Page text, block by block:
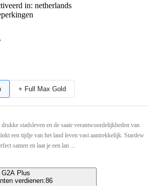
in: netherlands
+ Full Max Gold
stadsleven en de saaie verantwoordelijkheden van
een tijdje van het land leven vast aantrekkelijk. Stardew
samen en laat je een lan ...
G2A Plus
verdienen:86